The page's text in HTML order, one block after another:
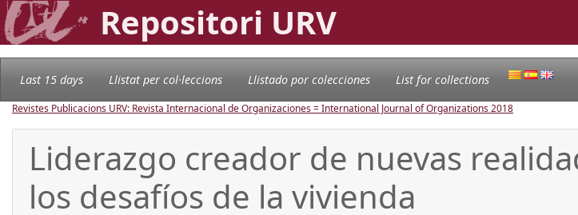
Repositori URV
Last 15 days Llistat per col·leccions Llistado por colecciones List for collections
Revistes Publicacions URV: Revista Internacional de Organizaciones = International Journal of Organizations2018
Liderazgo creador de nuevas
los desafíos de la vivienda